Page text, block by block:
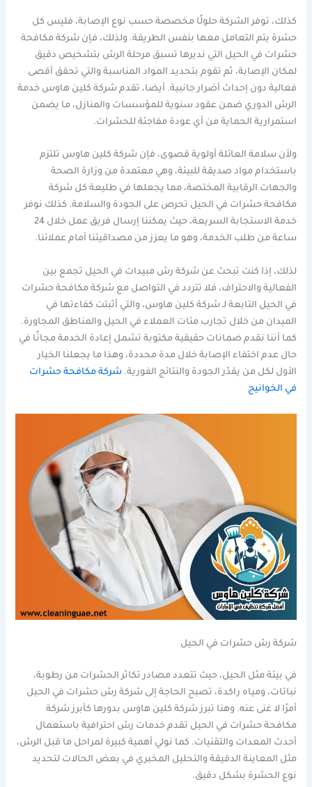
كذلك، توفر الشركة حلولًا مخصصة حسب نوع الإصابة، فليس كل
حشرة يتم التعامل معها بنفس الطريقة. ولذلك، فإن شركة مكافحة
حشرات في الحيل التي نديرها تسبق مرحلة الرش بتشخيص دقيق
لمكان الإصابة، ثم تقوم بتحديد المواد المناسبة والتي تحقق أقصى
فعالية دون إحداث أضرار جانبية. أيضا، تقدم شركة كلين هاوس خدمة
الرش الدوري ضمن عقود سنوية للمؤسسات والمنازل، ما يضمن
استمرارية الحماية من أي عودة مفاجئة للحشرات.
ولأن سلامة العائلة أولوية قصوى، فإن شركة كلين هاوس تلتزم
باستخدام مواد صديقة للبيئة، وهي معتمدة من وزارة الصحة
والجهات الرقابية المختصة، مما يجعلها في طليعة كل شركة
مكافحة حشرات في الحيل تحرص على الجودة والسلامة. كذلك نوفر
خدمة الاستجابة السريعة، حيث يمكننا إرسال فريق عمل خلال 24
ساعة من طلب الخدمة، وهو ما يعزز من مصداقيتنا أمام عملائنا.
لذلك، إذا كنت تبحث عن شركة رش مبيدات في الحيل تجمع بين
الفعالية والاحتراف، فلا تتردد في التواصل مع شركة مكافحة حشرات
في الحيل التابعة لـ شركة كلين هاوس، والتي أثبتت كفاءتها في
الميدان من خلال تجارب مئات العملاء في الحيل والمناطق المجاورة.
كما أننا نقدم ضمانات حقيقية مكتوبة تشمل إعادة الخدمة مجانًا في
حال عدم اختفاء الإصابة خلال مدة محددة، وهذا ما يجعلنا الخيار
الأول لكل من يقدّر الجودة والنتائج الفورية.شركة مكافحة حشرات
في الخوانيج
شركة رش حشرات في الحيل
في بيئة مثل الحيل، حيث تتعدد مصادر تكاثر الحشرات من رطوبة،
نباتات، ومياه راكدة، تصبح الحاجة إلى شركة رش حشرات في الحيل
أمرًا لا غنى عنه. وهنا تبرز شركة كلين هاوس بدورها كأبرز شركة
مكافحة حشرات في الحيل تقدم خدمات رش احترافية باستعمال
أحدث المعدات والتقنيات. كما نولي أهمية كبيرة لمراحل ما قبل الرش،
مثل المعاينة الدقيقة والتحليل المخبري في بعض الحالات لتحديد
نوع الحشرة بشكل دقيق.